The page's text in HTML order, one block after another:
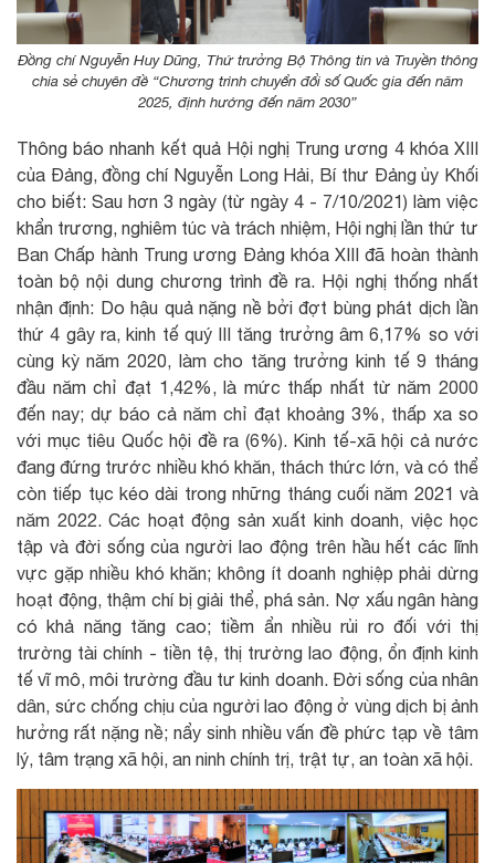
Đồng chí Nguyễn Huy Dũng, Thứ trưởng Bộ Thông tin và Truyền thông
chia sẻ chuyên đề “Chương trình chuyển đổi số Quốc gia đến năm
2025, định hướng đến năm 2030”
Thông báo nhanh kết quả Hội nghị Trung ương 4 khóa XIII
của Đảng, đồng chí Nguyễn Long Hải, Bí thư Đảng ủy Khối
cho biết: Sau hơn 3 ngày (từ ngày 4 - 7/10/2021) làm việc
khẩn trương, nghiêm túc và trách nhiệm, Hội nghị lần thứ tư
Ban Chấp hành Trung ương Đảng khóa XIII đã hoàn thành
toàn bộ nội dung chương trình đề ra. Hội nghị thống nhất
nhận định: Do hậu quả nặng nề bởi đợt bùng phát dịch lần
thứ 4 gây ra, kinh tế quý III tăng trưởng âm 6,17% so với
cùng kỳ năm 2020, làm cho tăng trưởng kinh tế 9 tháng
đầu năm chỉ đạt 1,42%, là mức thấp nhất từ năm 2000
đến nay; dự báo cả năm chỉ đạt khoảng 3%, thấp xa so
với mục tiêu Quốc hội đề ra (6%). Kinh tế-xã hội cả nước
đang đứng trước nhiều khó khăn, thách thức lớn, và có thể
còn tiếp tục kéo dài trong những tháng cuối năm 2021 và
năm 2022. Các hoạt động sản xuất kinh doanh, việc học
tập và đời sống của người lao động trên hầu hết các lĩnh
vực gặp nhiều khó khăn; không ít doanh nghiệp phải dừng
hoạt động, thậm chí bị giải thể, phá sản. Nợ xấu ngân hàng
có khả năng tăng cao; tiềm ẩn nhiều rủi ro đối với thị
trường tài chính - tiền tệ, thị trường lao động, ổn định kinh
tế vĩ mô, môi trường đầu tư kinh doanh. Đời sống của nhân
dân, sức chống chịu của người lao động ở vùng dịch bị ảnh
hưởng rất nặng nề; nẩy sinh nhiều vấn đề phức tạp về tâm
lý, tâm trạng xã hội, an ninh chính trị, trật tự, an toàn xã hội.